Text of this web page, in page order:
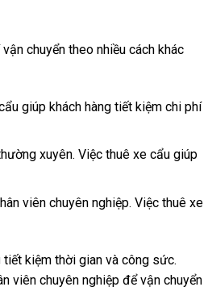
chuyển theo nhiều cách khác
giúp khách hàng tiết kiệm chi phí
xuyên. Việc thuê xe cẩu giúp
viên chuyên nghiệp. Việc thuê xe
kiệm thời gian và công sức.
viên chuyên nghiệp để vận chuyển